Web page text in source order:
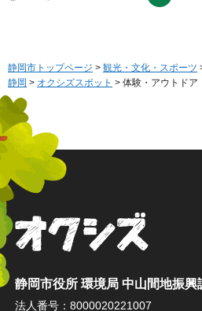
静岡市トップページ > 観光・文化・スポーツ
静岡 > オクシズスポット > 体験・アウトドア
静岡市役所 環境局 中山間地振興
法人番号：8000020221007